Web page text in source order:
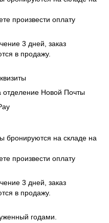
произвести оплату
3 дней, заказ
в продажу.
Новой Почты
бронируются на складе на
произвести оплату
3 дней, заказ
в продажу.
годами.